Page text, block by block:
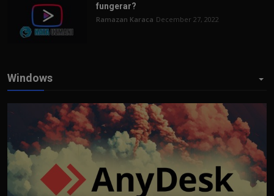
fungerar?
Ramazan Karaca December 27, 2022
Windows